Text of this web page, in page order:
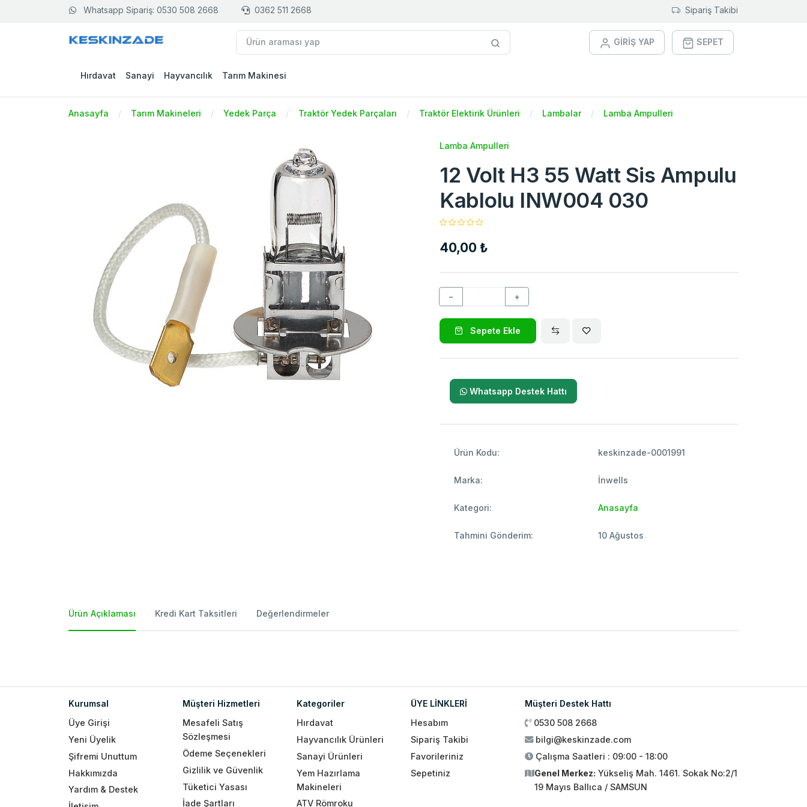
Whatsapp Sipariş: 0530 508 2668 0362 511 2668 Sipariş Takibi
GİRİŞ YAP SEPET
Hırdavat Sanayi Hayvancılık Tarım Makinesi
Anasayfa Tarım Makineleri Yedek Parça Traktör Yedek Parçaları Traktör Elektirik Ürünleri Lambalar Lamba Ampulleri
Lamba Ampulleri
12 Volt H3 55 Watt Sis Ampulu
Kablolu INW004 030
40,00 ₺
− +
Sepete Ekle
Whatsapp Destek Hattı
Ürün Kodu: keskinzade-0001991
Marka: İnwells
Kategori: Anasayfa
Tahmini Gönderim: 10 Ağustos
Ürün Açıklaması Kredi Kart Taksitleri Değerlendirmeler
Kurumsal
Üye Girişi
Yeni Üyelik
Şifremi Unuttum
Hakkımızda
Yardım & Destek
Müşteri Hizmetleri
Mesafeli Satış
Sözleşmesi
Ödeme Seçenekleri
Gizlilik ve Güvenlik
Tüketici Yasası
İade Şartları
Kategoriler
Hırdavat
Hayvancılık Ürünleri
Sanayi Ürünleri
Yem Hazırlama
Makineleri
ATV Römroku
ÜYE LİNKLERİ
Hesabım
Sipariş Takibi
Favorileriniz
Sepetiniz
Müşteri Destek Hattı
0530 508 2668
bilgi@keskinzade.com
Çalışma Saatleri : 09:00 - 18:00
Genel Merkez: Yükseliş Mah. 1461. Sokak No:2/1
19 Mayıs Ballıca / SAMSUN